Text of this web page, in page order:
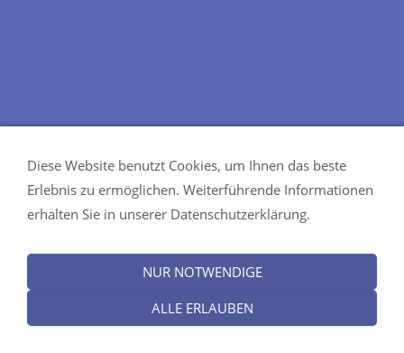
Diese Website benutzt Cookies, um Ihnen das beste
Erlebnis zu ermöglichen. Weiterführende Informationen
erhalten Sie in unserer Datenschutzerklärung.
NUR NOTWENDIGE
ALLE ERLAUBEN